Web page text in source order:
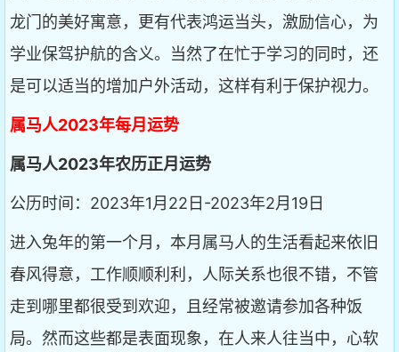
龙门的美好寓意，更有代表鸿运当头，激励信心，为
学业保驾护航的含义。当然了在忙于学习的同时，还
是可以适当的增加户外活动，这样有利于保护视力。
属马人2023年每月运势
属马人2023年农历正月运势
公历时间：2023年1月22日-2023年2月19日
进入兔年的第一个月，本月属马人的生活看起来依旧
春风得意，工作顺顺利利，人际关系也很不错，不管
走到哪里都很受到欢迎，且经常被邀请参加各种饭
局。然而这些都是表面现象，在人来人往当中，心软